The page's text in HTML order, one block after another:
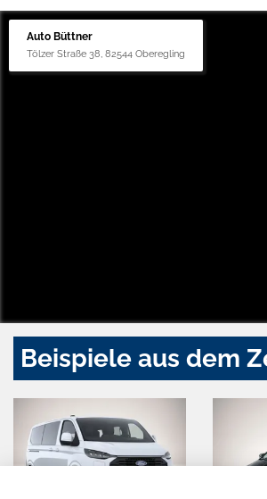
Auto Büttner
Tölzer Straße 38, 82544 Oberegling
Beispiele aus dem